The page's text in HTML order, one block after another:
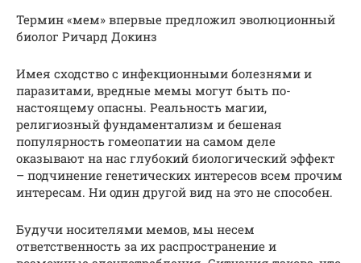
Термин «мем» впервые предложил эволюционный
биолог Ричард Докинз
Имея сходство с инфекционными болезнями и
паразитами, вредные мемы могут быть по-
настоящему опасны. Реальность магии,
религиозный фундаментализм и бешеная
популярность гомеопатии на самом деле
оказывают на нас глубокий биологический эффект
– подчинение генетических интересов всем прочим
интересам. Ни один другой вид на это не способен.
Будучи носителями мемов, мы несем
ответственность за их распространение и